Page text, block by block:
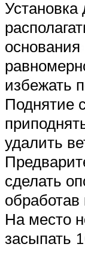
основания
избежать
Поднятие
удалить
сделать
На место
засыпать